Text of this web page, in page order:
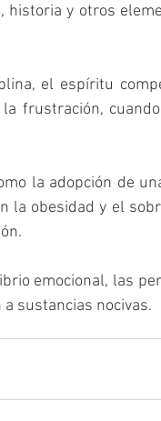
historia y otros
el espíritu
frustración,
la adopción de
obesidad y el
emocional, las
sustancias nocivas.